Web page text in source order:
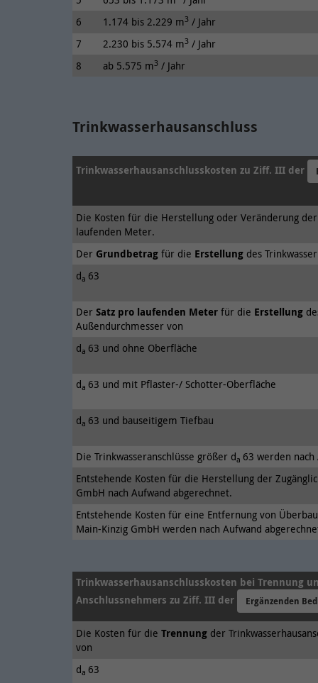
6
1.174 bis 2.229 m3 / Jahr
7
2.230 bis 5.574 m3 / Jahr
8
ab 5.575 m3 / Jahr
Trinkwasserhausanschluss
Trinkwasserhausanschlusskosten zu Ziff. III der
Die Kosten für die Herstellung oder Veränderung
laufenden Meter.
Der Grundbetrag für die Erstellung des
da 63
Der Satz pro laufenden Meter für die Erstellung
Außendurchmesser von
da 63 und ohne Oberfläche
da 63 und mit Pflaster-/ Schotter-Oberfläche
da 63 und bauseitigem Tiefbau
Die Trinkwasseranschlüsse größer da 63 werden
Entstehende Kosten für die Herstellung der
GmbH nach Aufwand abgerechnet.
Entstehende Kosten für eine Entfernung von
Main-Kinzig GmbH werden nach Aufwand
Trinkwasserhausanschlusskosten bei Trennung
Anschlussnehmers zu Ziff. III der
Ergänzenden
Die Kosten für die Trennung der
von
da 63